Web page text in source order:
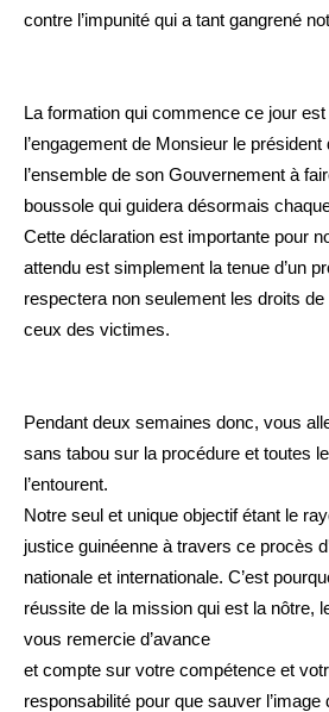
contre l’impunité qui a tant gangrené
La formation qui commence ce jour
l’engagement de Monsieur le
l’ensemble de son Gouvernement à
boussole qui guidera désormais
Cette déclaration est importante pour
attendu est simplement la tenue d’un
respectera non seulement les droits
ceux des victimes.
Pendant deux semaines donc, vous
sans tabou sur la procédure et toutes
l’entourent.
Notre seul et unique objectif étant le
justice guinéenne à travers ce procès
nationale et internationale. C’est
réussite de la mission qui est la nôtre,
vous remercie d’avance
et compte sur votre compétence et
responsabilité pour que sauver l’image